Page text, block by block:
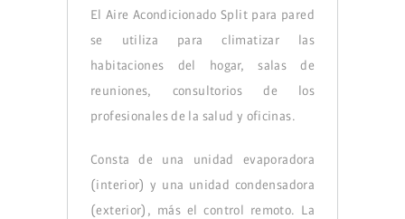
El Aire Acondicionado Split para pared
se utiliza para climatizar las
habitaciones del hogar, salas de
reuniones, consultorios de los
profesionales de la salud y oficinas.
Consta de una unidad evaporadora
(interior) y una unidad condensadora
(exterior), más el control remoto. La